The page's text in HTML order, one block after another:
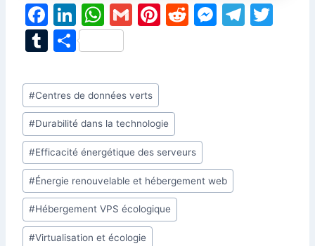
F
a
c
e
b
o
o
k
Li
n
k
e
dI
n
W
h
at
s
A
p
p
G
l
Pi R
M
er
T
T
m
bl
r
P
ta
g
er
Étiquettes
de
la
publication :
#Centres de données verts
#Durabilité dans la technologie
#Efficacité énergétique des serveurs
#Énergie renouvelable et hébergement web
#Hébergement VPS écologique
#Virtualisation et écologie